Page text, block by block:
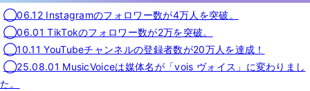
◯06.12 Instagramのフォロワー数が4万人を突破。
◯06.01 TikTokのフォロワー数が2万を突破。
◯10.11 YouTubeチャンネルの登録者数が20万人を達成！
◯25.08.01 MusicVoiceは媒体名が「vois ヴォイス」に変わりまし
た。